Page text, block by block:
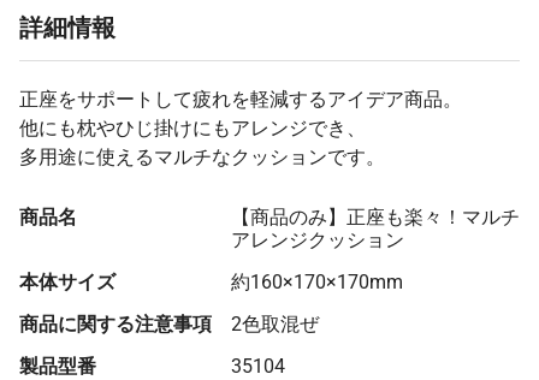
詳細情報
正座をサポートして疲れを軽減するアイデア商品。
他にも枕やひじ掛けにもアレンジでき、
多用途に使えるマルチなクッションです。
商品名
【商品のみ】正座も楽々！マルチ
アレンジクッション
本体サイズ
約160×170×170mm
商品に関する注意事項
2色取混ぜ
製品型番
35104